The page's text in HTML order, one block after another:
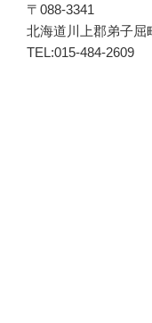
〒088-3341
北海道川上郡弟子屈
TEL:015-484-2609